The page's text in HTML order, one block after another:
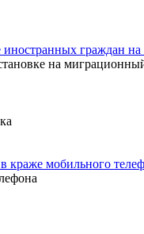
граждан
на
краже мобильного